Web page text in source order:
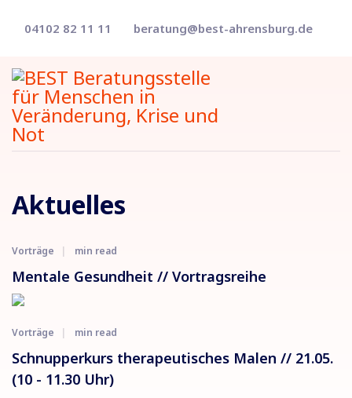
04102 82 11 11 beratung@best-ahrensburg.de
Aktuelles
Vorträge min read
Mentale Gesundheit // Vortragsreihe
Vorträge min read
Schnupperkurs therapeutisches Malen // 21.05.
(10 - 11.30 Uhr)